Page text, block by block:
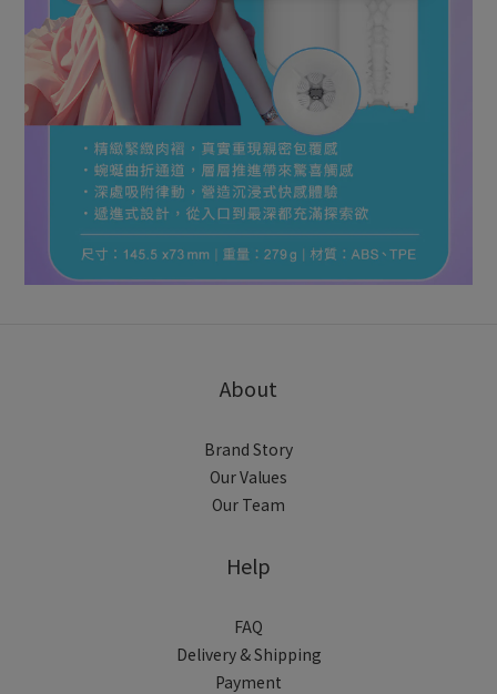
About
Brand Story
Our Values
Our Team
Help
FAQ
Delivery & Shipping
Payment